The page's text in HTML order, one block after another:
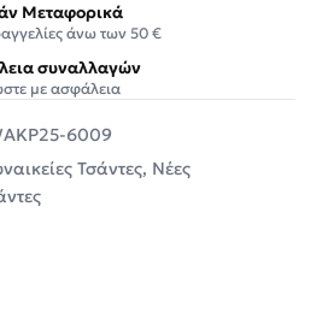
Μεταφορικά
άνω των 50 €
συναλλαγών
με ασφάλεια
6009
Τσάντες, Νέες